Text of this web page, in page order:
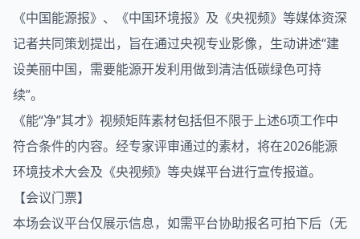
《中国能源报》、《中国环境报》及《央视频》等媒体资深
记者共同策划提出，旨在通过央视专业影像，生动讲述“建
设美丽中国，需要能源开发利用做到清洁低碳绿色可持
续”。
《能“净”其才》视频矩阵素材包括但不限于上述6项工作中
符合条件的内容。经专家评审通过的素材，将在2026能源
环境技术大会及《央视频》等央媒平台进行宣传报道。
【会议门票】
本场会议平台仅展示信息，如需平台协助报名可拍下后（无